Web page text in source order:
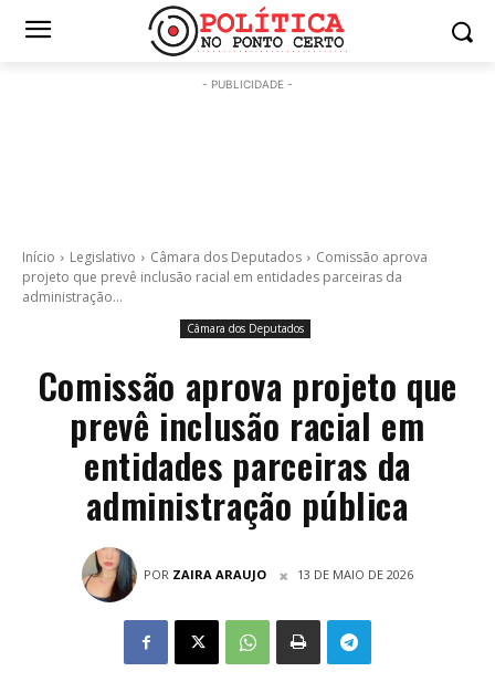
- PUBLICIDADE -
Início Legislativo Câmara dos Deputados
Comissão aprova
projeto que prevê inclusão racial em entidades parceiras da
administração...
Câmara dos Deputados
Comissão aprova projeto que
prevê inclusão racial em
entidades parceiras da
administração pública
POR ZAIRA ARAUJO 13 DE MAIO DE 2026